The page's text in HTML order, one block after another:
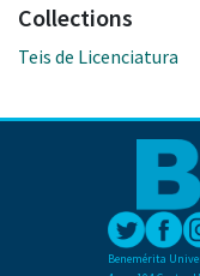
Collections
Teis de Licenciatura
Benemérita